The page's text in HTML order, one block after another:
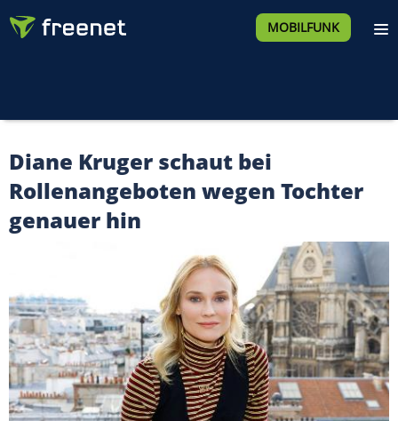
MOBILFUNK
Diane Kruger schaut bei
Rollenangeboten wegen Tochter
genauer hin